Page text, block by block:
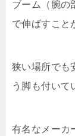
ブーム（腕の
で伸ばすこと
狭い場所でも
う脚も付いて
有名なメーカ